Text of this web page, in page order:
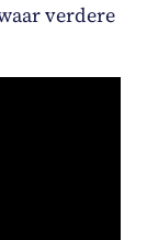
verdere